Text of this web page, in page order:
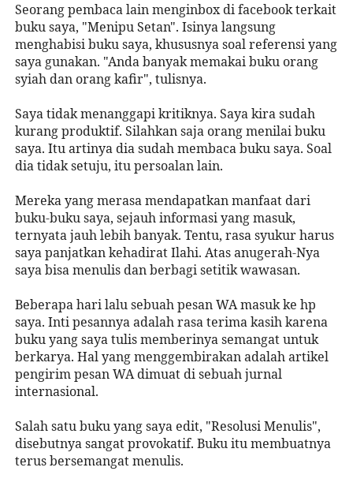
Seorang pembaca lain menginbox di facebook terkait
buku saya, "Menipu Setan". Isinya langsung
menghabisi buku saya, khususnya soal referensi yang
saya gunakan. "Anda banyak memakai buku orang
syiah dan orang kafir", tulisnya.
Saya tidak menanggapi kritiknya. Saya kira sudah
kurang produktif. Silahkan saja orang menilai buku
saya. Itu artinya dia sudah membaca buku saya. Soal
dia tidak setuju, itu persoalan lain.
Mereka yang merasa mendapatkan manfaat dari
buku-buku saya, sejauh informasi yang masuk,
ternyata jauh lebih banyak. Tentu, rasa syukur harus
saya panjatkan kehadirat Ilahi. Atas anugerah-Nya
saya bisa menulis dan berbagi setitik wawasan.
Beberapa hari lalu sebuah pesan WA masuk ke hp
saya. Inti pesannya adalah rasa terima kasih karena
buku yang saya tulis memberinya semangat untuk
berkarya. Hal yang menggembirakan adalah artikel
pengirim pesan WA dimuat di sebuah jurnal
internasional.
Salah satu buku yang saya edit, "Resolusi Menulis",
disebutnya sangat provokatif. Buku itu membuatnya
terus bersemangat menulis.